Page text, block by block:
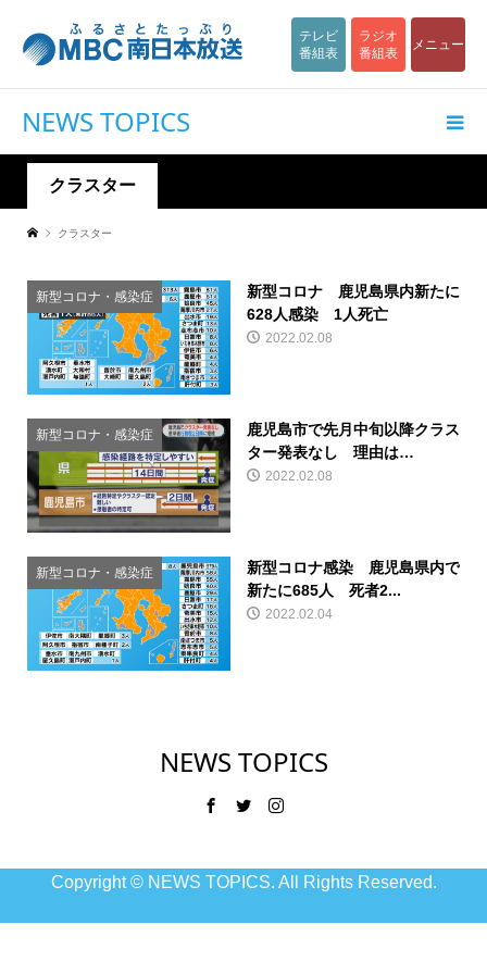
テレビ
番組表
ラジオ
番組表
メニュー
NEWS TOPICS
クラスター
クラスター
新型コロナ・感染症
新型コロナ 鹿児島県内新たに
628人感染 1人死亡
2022.02.08
新型コロナ・感染症
鹿児島市で先月中旬以降クラス
ター発表なし 理由は…
2022.02.08
新型コロナ・感染症
新型コロナ感染 鹿児島県内で
新たに685人 死者2...
2022.02.04
NEWS TOPICS
Copyright ©NEWS TOPICS. All Rights Reserved.